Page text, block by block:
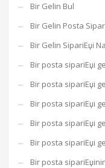
Bir Gelin Bul
Bir Gelin Posta
Bir Gelin SipariЕџi
Bir posta sipariЕџi
Bir posta sipariЕџi
Bir posta sipariЕџi
Bir posta sipariЕџi
Bir posta sipariЕџi
Bir posta